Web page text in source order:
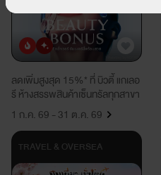
ยอดนิยมมาใหม่
ลดเพิ่มสูงสุด 15%* ที่ บิวตี้ แกเลอ
รี ห้างสรรพสินค้าเซ็นทรัลทุกสาขา
1 ก.ค. 69 - 31 ต.ค. 69
TRAVEL & OVERSEA